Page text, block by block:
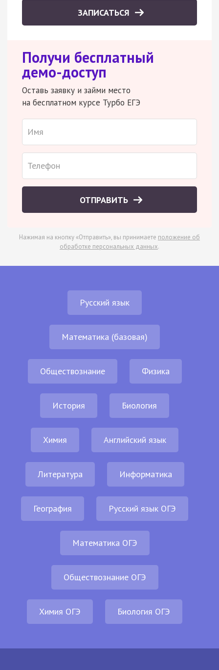
ЗАПИСАТЬСЯ
Получи бесплатный
демо-доступ
Оставь заявку и займи место
на бесплатном курсе Турбо ЕГЭ
ОТПРАВИТЬ
Нажимая на кнопку «Отправить», вы принимаете положение об
обработке персональных данных.
Русский язык
Математика (базовая)
Обществознание Физика
История Биология
Химия Английский язык
Литература Информатика
География Русский язык ОГЭ
Математика ОГЭ
Обществознание ОГЭ
Химия ОГЭ Биология ОГЭ